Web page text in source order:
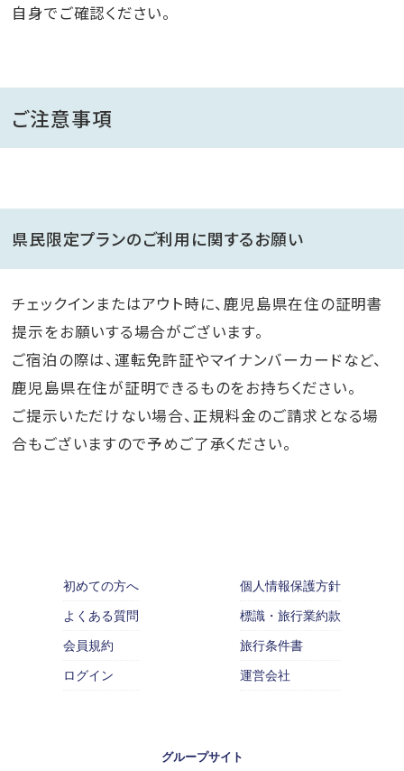
自身でご確認ください。
ご注意事項
県民限定プランのご利用に関するお願い
チェックインまたはアウト時に、鹿児島県在住の証明書
提示をお願いする場合がございます。
ご宿泊の際は、運転免許証やマイナンバーカードなど、
鹿児島県在住が証明できるものをお持ちください。
ご提示いただけない場合、正規料金のご請求となる場
合もございますので予めご了承ください。
初めての方へ
よくある質問
会員規約
ログイン
個人情報保護方針
標識・旅行業約款
旅行条件書
運営会社
グループサイト